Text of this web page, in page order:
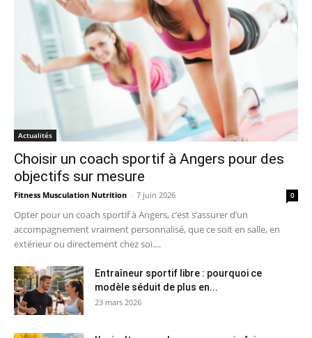
Actualités
Choisir un coach sportif à Angers pour des
objectifs sur mesure
Fitness Musculation Nutrition - 7 juin 2026 0
Opter pour un coach sportif à Angers, c’est s’assurer d’un
accompagnement vraiment personnalisé, que ce soit en salle, en
extérieur ou directement chez soi....
Entraîneur sportif libre : pourquoi ce
modèle séduit de plus en...
23 mars 2026